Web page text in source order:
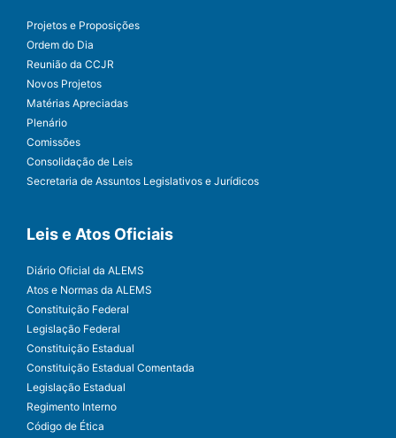
Projetos e Proposições
Ordem do Dia
Reunião da CCJR
Novos Projetos
Matérias Apreciadas
Plenário
Comissões
Consolidação de Leis
Secretaria de Assuntos Legislativos e Jurídicos
Leis e Atos Oficiais
Diário Oficial da ALEMS
Atos e Normas da ALEMS
Constituição Federal
Legislação Federal
Constituição Estadual
Constituição Estadual Comentada
Legislação Estadual
Regimento Interno
Código de Ética